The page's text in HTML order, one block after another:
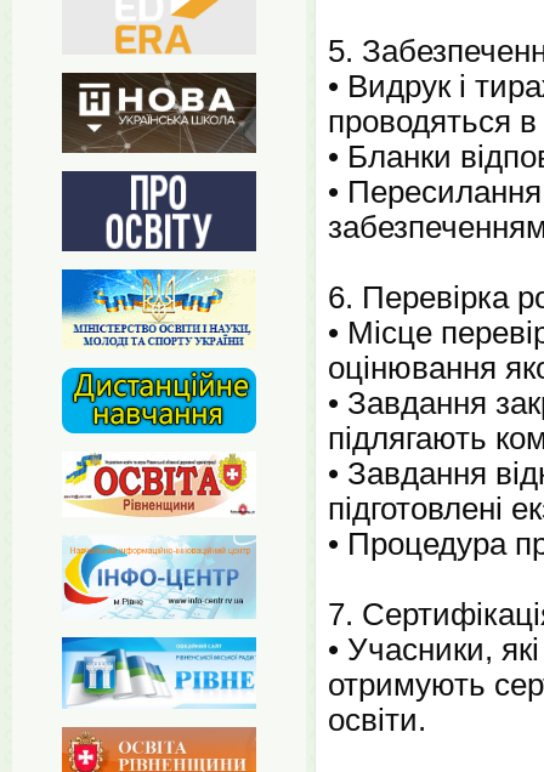
5.
• Видрук і
проводяться в
• Бланки
• Пересилання
забезпеченням
6. Перевірка
• Місце
оцінювання
• Завдання
підлягають
• Завдання
підготовлені
• Процедура
7.
• Учасники,
отримують
освіти.